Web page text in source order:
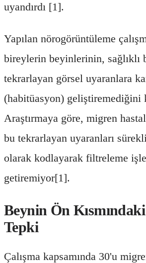
uyandırdı [1].
Yapılan nörogörüntüleme
bireylerin beyinlerinin, sağlıklı
tekrarlayan görsel uyaranlara
(habitüasyon) geliştiremediğini
Araştırmaya göre, migren
bu tekrarlayan uyaranları
olarak kodlayarak filtreleme
getiremiyor[1].
Beynin Ön
Tepki
Çalışma kapsamında 30'u